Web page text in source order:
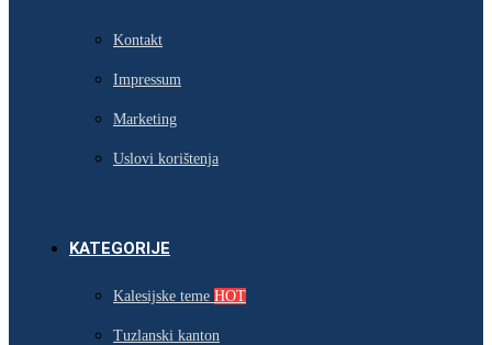
Kontakt
Impressum
Marketing
Uslovi korištenja
KATEGORIJE
Kalesijske teme HOT
Tuzlanski kanton